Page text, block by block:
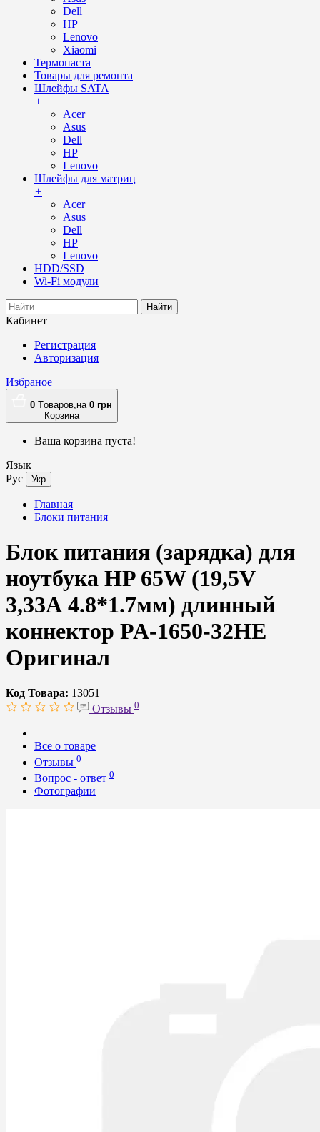
Dell
HP
Lenovo
Xiaomi
Термопаста
Товары для ремонта
Шлейфы SATA
+
Acer
Asus
Dell
HP
Lenovo
Шлейфы для матриц
+
Acer
Asus
Dell
HP
Lenovo
HDD/SSD
Wi-Fi модули
Найти
Кабинет
Регистрация
Авторизация
Избраное
0 Tоваров,на 0 грн
Корзина
Ваша корзина пуста!
Язык
Рус
Укр
Главная
Блоки питания
Блок питания (зарядка) для
ноутбука HP 65W (19,5V
3,33А 4.8*1.7мм) длинный
коннектор PA-1650-32HE
Оригинал
Код Товара: 13051
Отзывы 0
Все о товаре
Отзывы 0
Вопрос - ответ 0
Фотографии